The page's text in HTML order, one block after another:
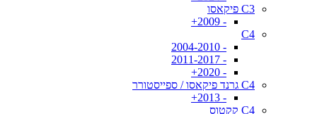
C3 פיקאסו
- 2009+
C4
- 2004-2010
- 2011-2017
- 2020+
C4 גרנד פיקאסו / ספייסטורר
- 2013+
C4 קקטוס